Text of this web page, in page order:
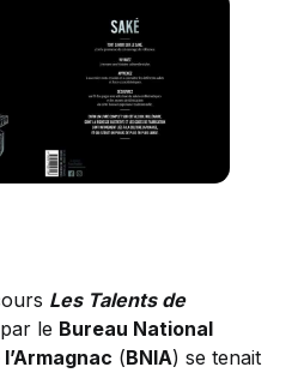
Les Talents de
le Bureau National
(BNIA) se tenait